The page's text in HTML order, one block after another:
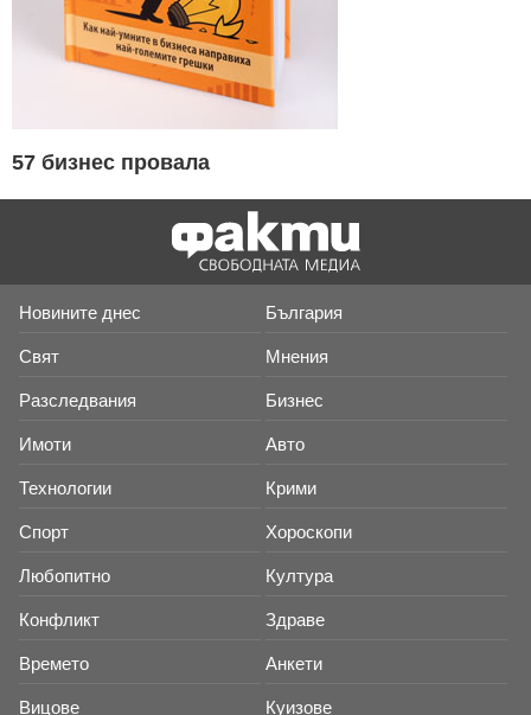
57 бизнес провала
Новините днес България
Свят Мнения
Разследвания Бизнес
Имоти Авто
Технологии Крими
Спорт Хороскопи
Любопитно Култура
Конфликт Здраве
Времето Анкети
Вицове Куизове